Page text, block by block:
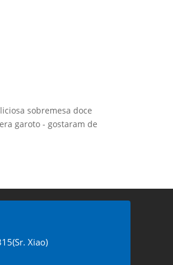
sobremesa doce
garoto - gostaram de
Xiao)